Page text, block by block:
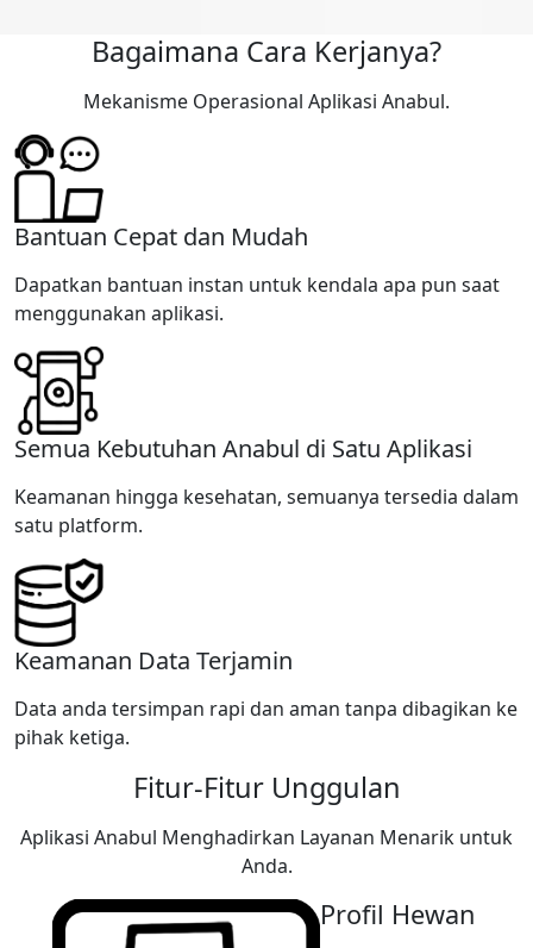
Bagaimana Cara Kerjanya?
Mekanisme Operasional Aplikasi Anabul.
Bantuan Cepat dan Mudah
Dapatkan bantuan instan untuk kendala apa pun saat
menggunakan aplikasi.
Semua Kebutuhan Anabul di Satu Aplikasi
Keamanan hingga kesehatan, semuanya tersedia dalam
satu platform.
Keamanan Data Terjamin
Data anda tersimpan rapi dan aman tanpa dibagikan ke
pihak ketiga.
Fitur-Fitur Unggulan
Aplikasi Anabul Menghadirkan Layanan Menarik untuk
Anda.
Profil Hewan